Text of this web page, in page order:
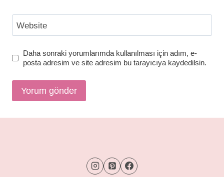
Website
Daha sonraki yorumlarımda kullanılması için adım, e-
posta adresim ve site adresim bu tarayıcıya kaydedilsin.